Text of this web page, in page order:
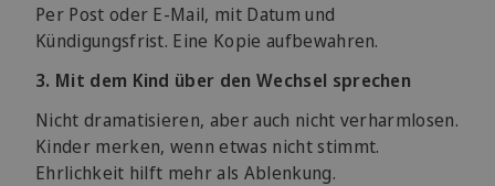
Per Post oder E-Mail, mit Datum und
Kündigungsfrist. Eine Kopie aufbewahren.
3. Mit dem Kind über den Wechsel sprechen
Nicht dramatisieren, aber auch nicht verharmlosen.
Kinder merken, wenn etwas nicht stimmt.
Ehrlichkeit hilft mehr als Ablenkung.